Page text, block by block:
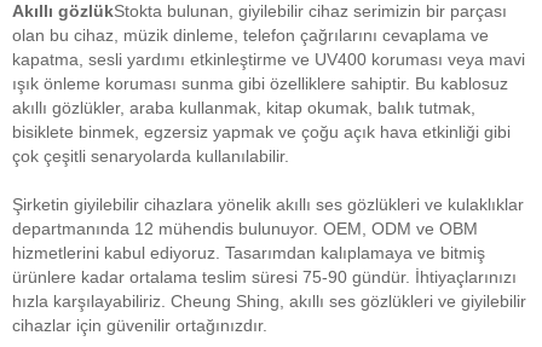
Akıllı gözlükStokta bulunan, giyilebilir cihaz serimizin bir parçası
olan bu cihaz, müzik dinleme, telefon çağrılarını cevaplama ve
kapatma, sesli yardımı etkinleştirme ve UV400 koruması veya mavi
ışık önleme koruması sunma gibi özelliklere sahiptir. Bu kablosuz
akıllı gözlükler, araba kullanmak, kitap okumak, balık tutmak,
bisiklete binmek, egzersiz yapmak ve çoğu açık hava etkinliği gibi
çok çeşitli senaryolarda kullanılabilir.
Şirketin giyilebilir cihazlara yönelik akıllı ses gözlükleri ve kulaklıklar
departmanında 12 mühendis bulunuyor. OEM, ODM ve OBM
hizmetlerini kabul ediyoruz. Tasarımdan kalıplamaya ve bitmiş
ürünlere kadar ortalama teslim süresi 75-90 gündür. İhtiyaçlarınızı
hızla karşılayabiliriz. Cheung Shing, akıllı ses gözlükleri ve giyilebilir
cihazlar için güvenilir ortağınızdır.